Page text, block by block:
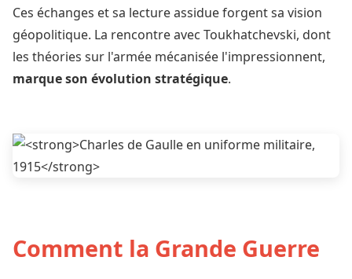
Ces échanges et sa lecture assidue forgent sa vision
géopolitique. La rencontre avec Toukhatchevski, dont
les théories sur l'armée mécanisée l'impressionnent,
marque son évolution stratégique.
Comment la Grande Guerre